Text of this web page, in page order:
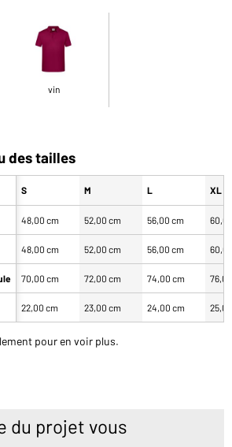
vin
des tailles
S M L XL
48,00 cm 52,00 cm 56,00 cm
48,00 cm 52,00 cm 56,00 cm
70,00 cm 72,00 cm 74,00 cm
22,00 cm 23,00 cm 24,00 cm
pour en voir plus.
du projet vous